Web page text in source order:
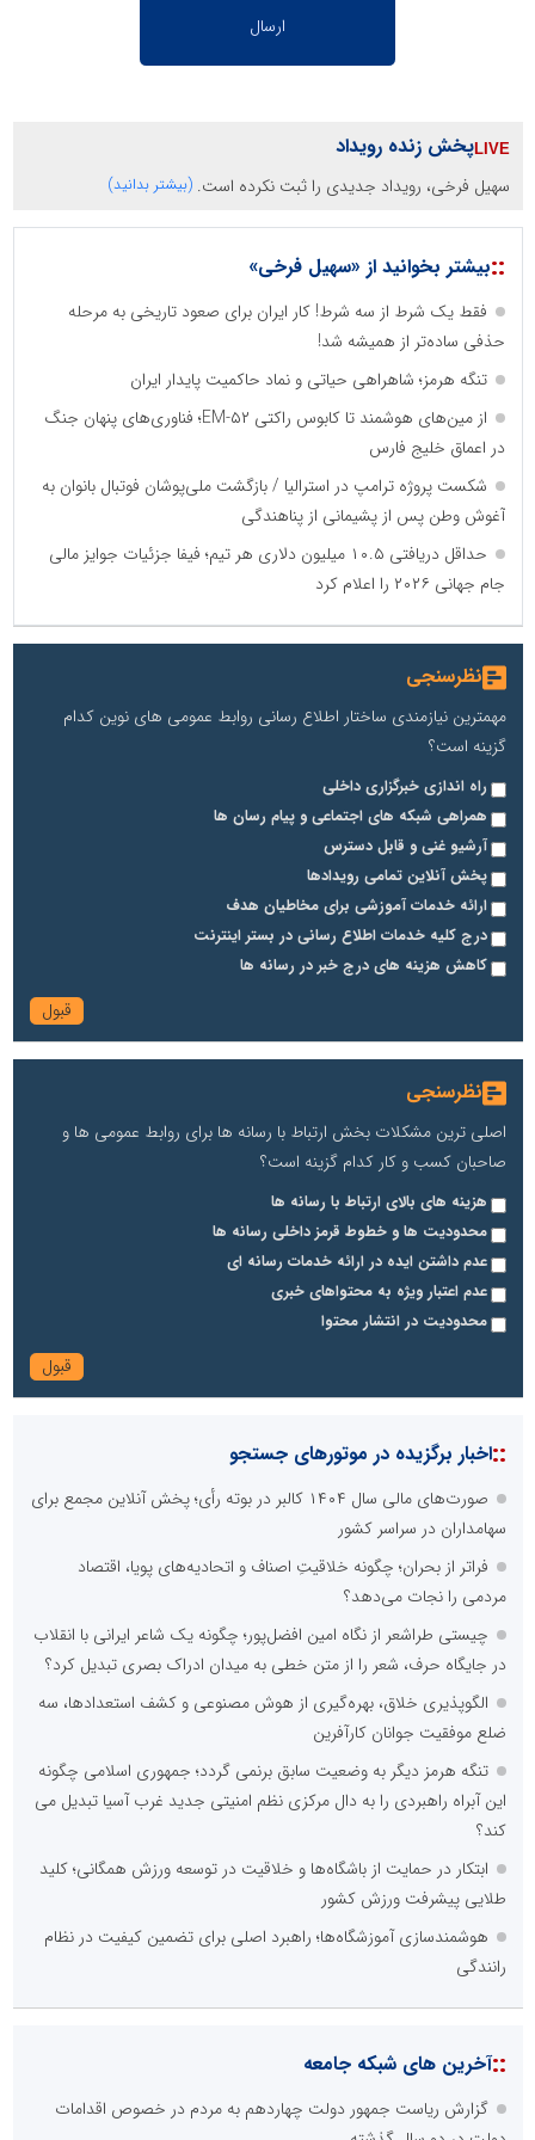
پخش زنده رویداد
سهیل فرخی، رویداد جدیدی را ثبت نکرده است. (بیشتر بدانید)
::بیشتر بخوانید از «سهیل فرخی»
فقط یک شرط از سه شرط! کار ایران برای صعود تاریخی به مرحله
حذفی ساده‌تر از همیشه شد!
تنگه هرمز؛ شاهراهی حیاتی و نماد حاکمیت پایدار ایران
از مین‌های هوشمند تا کابوس راکتی EM-۵۲؛ فناوری‌های پنهان جنگ
در اعماق خلیج فارس
شکست پروژه‌ ترامپ در استرالیا / بازگشت ملی‌پوشان فوتبال بانوان به
آغوش وطن پس از پشیمانی از پناهندگی
حداقل دریافتی ۱۰.۵ میلیون دلاری هر تیم؛ فیفا جزئیات جوایز مالی
جام جهانی ۲۰۲۶ را اعلام کرد
نظرسنجی
مهمترین نیازمندی ساختار اطلاع رسانی روابط عمومی های نوین کدام
گزینه است؟
راه اندازی خبرگزاری داخلی
همراهی شبکه های اجتماعی و پیام رسان ها
آرشیو غنی و قابل دسترس
پخش آنلاین تمامی رویدادها
ارائه خدمات آموزشی برای مخاطیان هدف
درج کلیه خدمات اطلاع رسانی در بستر اینترنت
کاهش هزینه های درج خبر در رسانه ها
نظرسنجی
اصلی ترین مشکلات بخش ارتباط با رسانه ها برای روابط عمومی ها و
صاحبان کسب و کار کدام گزینه است؟
هزینه های بالای ارتباط با رسانه ها
محدودیت ها و خطوط قرمز داخلی رسانه ها
عدم داشتن ایده در ارائه خدمات رسانه ای
عدم اعتبار ویژه به محتواهای خبری
محدودیت در انتشار محتوا
::اخبار برگزیده در موتورهای جستجو
صورت‌های مالی سال ۱۴۰۴ کالبر در بوته رأی؛ پخش آنلاین مجمع برای
سهامداران در سراسر کشور
فراتر از بحران؛ چگونه خلاقیتِ اصناف و اتحادیه‌های پویا، اقتصاد
مردمی را نجات می‌دهد؟
چیستی طراشعر از نگاه امین افضل‌پور؛ چگونه یک شاعر ایرانی با انقلاب
در جایگاه حرف، شعر را از متن خطی به میدان ادراک بصری تبدیل کرد؟
الگوپذیری خلاق، بهره‌گیری از هوش مصنوعی و کشف استعدادها، سه
ضلع موفقیت جوانان کارآفرین
تنگه هرمز دیگر به وضعیت سابق برنمی گردد؛ جمهوری اسلامی چگونه
این آبراه راهبردی را به دال مرکزی نظم امنیتی جدید غرب آسیا تبدیل می
کند؟
ابتکار در حمایت از باشگاه‌ها و خلاقیت در توسعه ورزش همگانی؛ کلید
طلایی پیشرفت ورزش کشور
هوشمندسازی آموزشگاه‌ها؛ راهبرد اصلی برای تضمین کیفیت در نظام
رانندگی
::آخرین های شبکه جامعه
گزارش ریاست جمهور دولت چهاردهم به مردم در خصوص اقدامات